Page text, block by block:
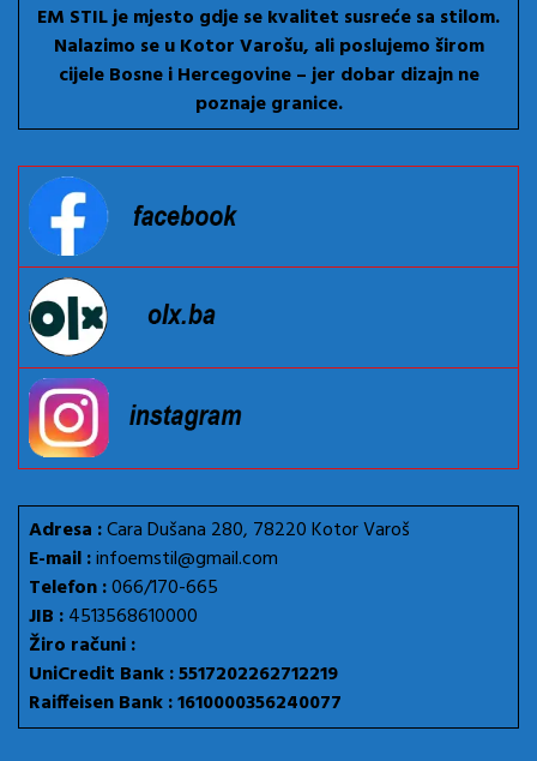
EM STIL je mjesto gdje se kvalitet susreće sa stilom.
Nalazimo se u Kotor Varošu, ali poslujemo širom
cijele Bosne i Hercegovine – jer dobar dizajn ne
poznaje granice.
Adresa :Cara Dušana 280, 78220 Kotor Varoš
E-mail :infoemstil@gmail.com
Telefon :066/170-665
JIB :4513568610000
Žiro računi :
UniCredit Bank : 5517202262712219
Raiffeisen Bank : 1610000356240077